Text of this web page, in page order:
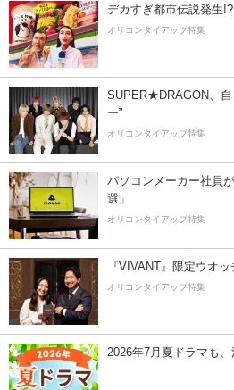
デカすぎ都市伝説発生
オリコンタイアップ特集
SUPER★DRAGON、自
ー”
オリコンタイアップ特集
パソコンメーカー社員
選」
オリコンタイアップ特集
『VIVANT』限定ウオ
オリコンタイアップ特集
2026年7月夏ドラマも